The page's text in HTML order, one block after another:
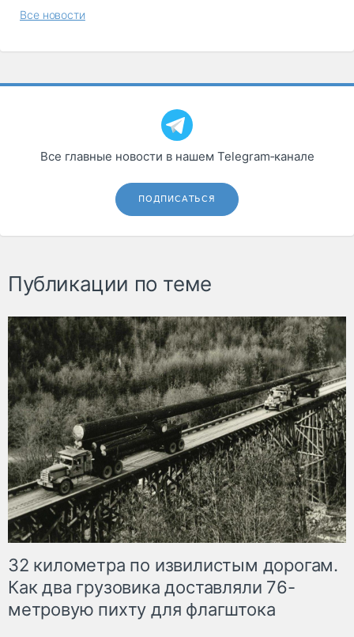
Все новости
Все главные новости в нашем Telegram‑канале
ПОДПИСАТЬСЯ
Публикации по теме
32 километра по извилистым дорогам.
Как два грузовика доставляли 76-
метровую пихту для флагштока